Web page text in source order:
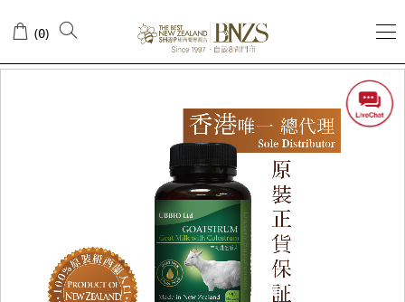
(0)